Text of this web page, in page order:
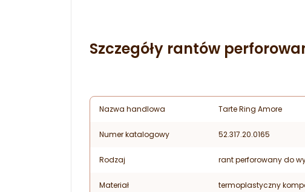
Szczegóły rantów
Nazwa handlowa Tarte Ring Amore
Numer katalogowy 52.317.20.0165
Rodzaj rant perforowany do
Materiał termoplastyczny